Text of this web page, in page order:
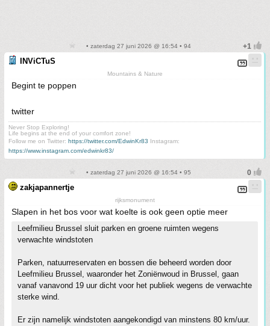
• zaterdag 27 juni 2026 @ 16:54 • 94
INViCTuS
Mountains & Nature
Begint te poppen
twitter
Never Stop Exploring!
Life begins at the end of your comfort zone!
Follow me on Twitter: https://twitter.com/EdwinKr83 Instagram:
https://www.instagram.com/edwinkr83/
• zaterdag 27 juni 2026 @ 16:54 • 95
zakjapannertje
rijksmonument
Slapen in het bos voor wat koelte is ook geen optie meer
Leefmilieu Brussel sluit parken en groene ruimten wegens
verwachte windstoten
Parken, natuurreservaten en bossen die beheerd worden door
Leefmilieu Brussel, waaronder het Zoniënwoud in Brussel, gaan
vanaf vanavond 19 uur dicht voor het publiek wegens de verwachte
sterke wind.
Er zijn namelijk windstoten aangekondigd van minstens 80 km/uur.